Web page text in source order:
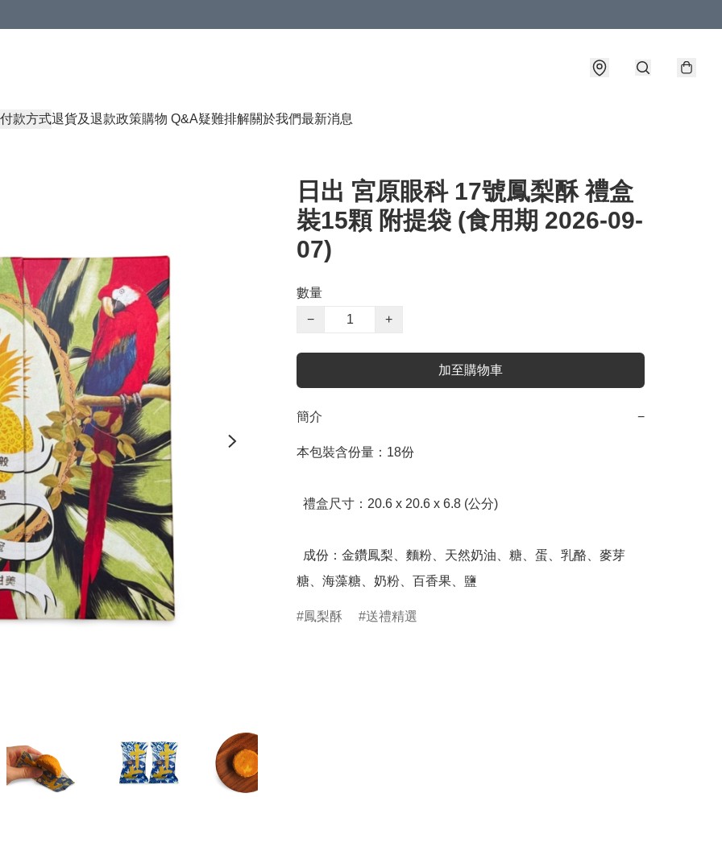
付款方式退貨及退款政策購物 Q&A疑難排解關於我們最新消息
日出 宮原眼科 17號鳳梨酥 禮盒
裝15顆 附提袋 (食用期 2026-09-
07)
數量
−
+
加至購物車
簡介 −
本包裝含份量：18份
糖、海藻糖、奶粉、百香果、鹽
鳳梨酥 送禮精選